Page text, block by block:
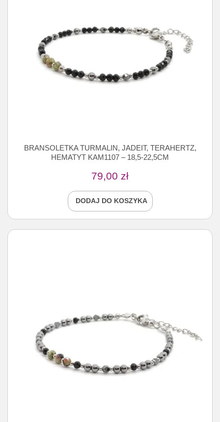
BRANSOLETKA TURMALIN, JADEIT, TERAHERTZ,
HEMATYT KAM1107 – 18,5-22,5CM
79,00 zł
DODAJ DO KOSZYKA